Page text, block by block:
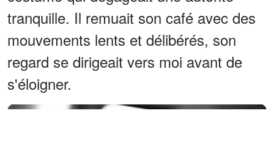
tranquille. Il remuait son café avec des
mouvements lents et délibérés, son
regard se dirigeait vers moi avant de
s'éloigner.